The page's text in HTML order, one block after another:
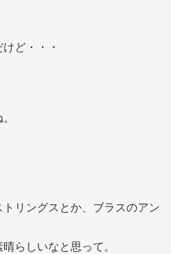
ど・・・
リングスとか、ブラスのアン
らしいなと思って。